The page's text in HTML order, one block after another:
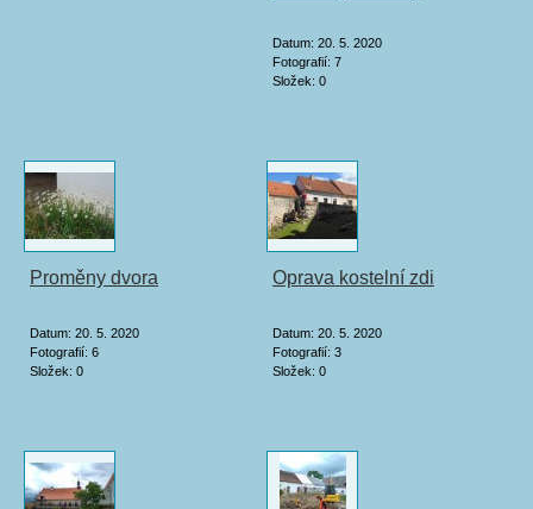
Datum: 20. 5. 2020
Fotografií: 7
Složek: 0
Proměny dvora
Datum: 20. 5. 2020
Fotografií: 6
Složek: 0
Oprava kostelní zdi
Datum: 20. 5. 2020
Fotografií: 3
Složek: 0